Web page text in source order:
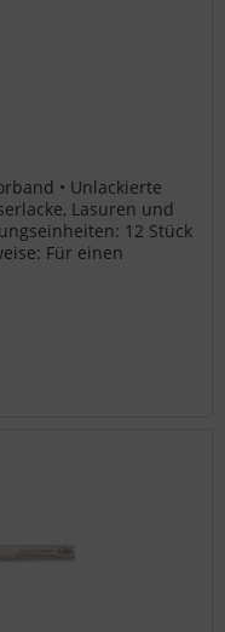
• Unlackierte
Lasuren und
12 Stück
Für einen